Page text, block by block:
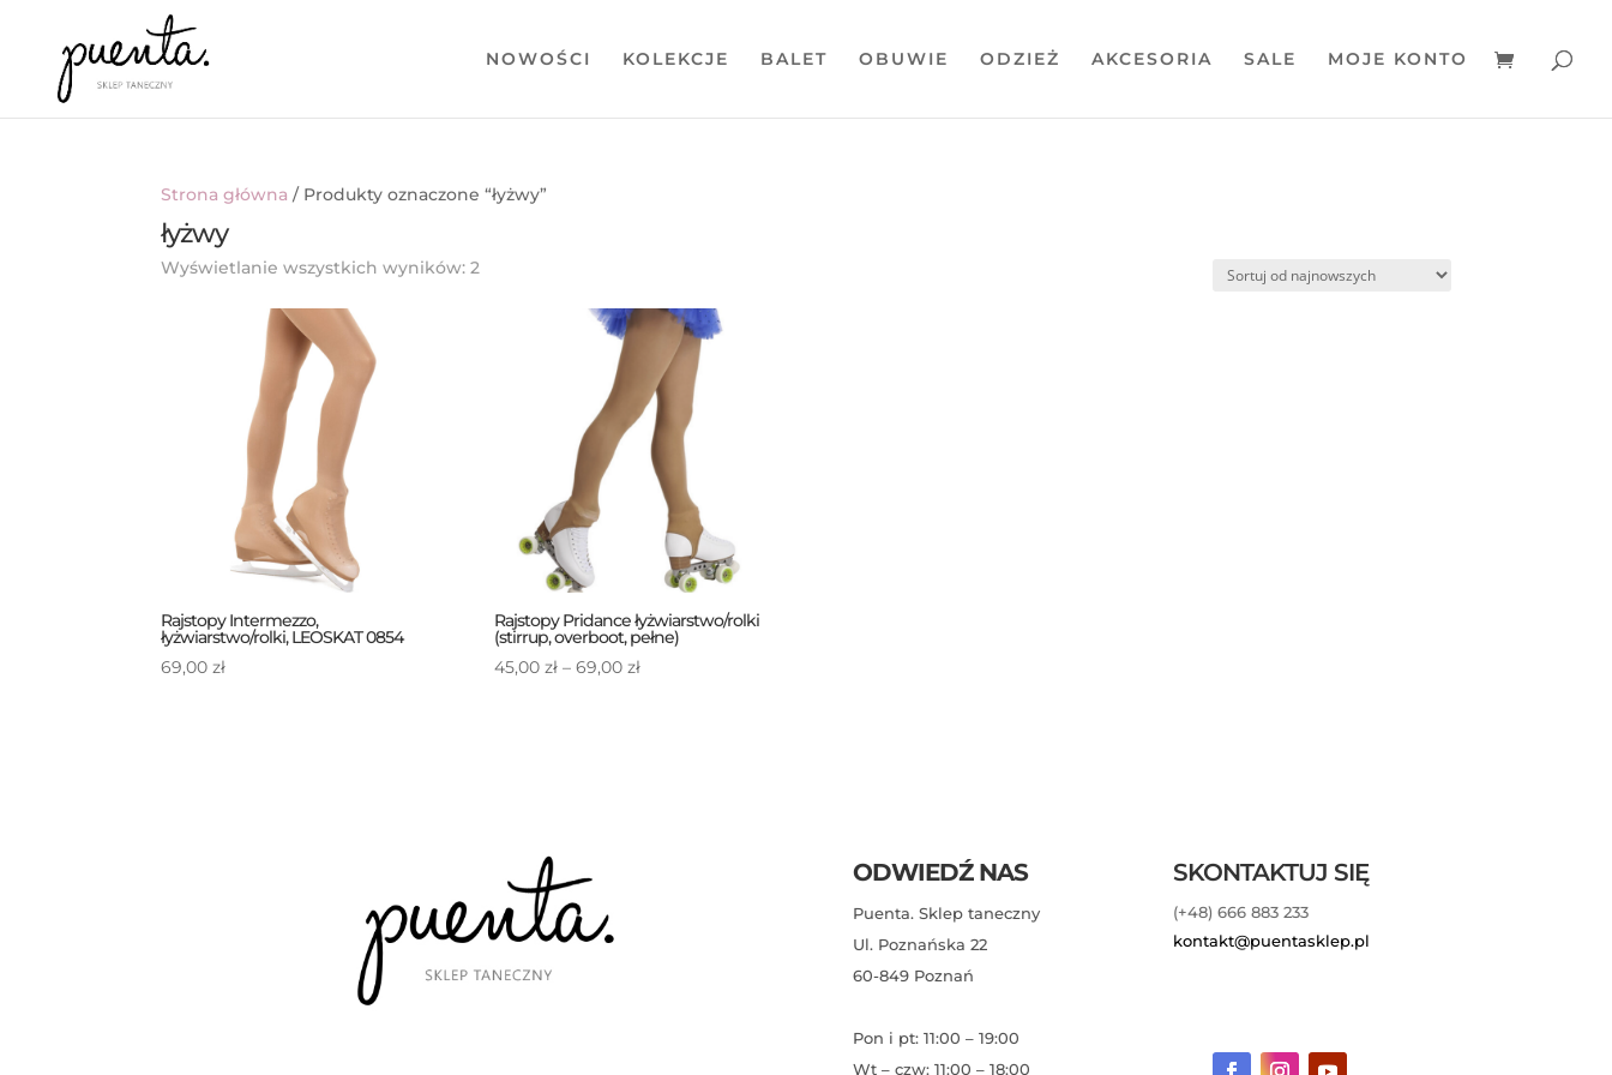
NOWOŚCI KOLEKCJE BALET OBUWIE ODZIEŻ AKCESORIA SALE MOJE KONTO
Strona główna / Produkty oznaczone “łyżwy”
łyżwy
Wyświetlanie wszystkich wyników: 2
Rajstopy Intermezzo,
łyżwiarstwo/rolki, LEOSKAT 0854
69,00zł
Rajstopy Pridance łyżwiarstwo/rolki
(stirrup, overboot, pełne)
45,00zł – 69,00złZakres
ODWIEDŹ NAS
Puenta. Sklep taneczny
Ul. Poznańska 22
60-849 Poznań
Pon i pt: 11:00 – 19:00
Wt – czw: 11:00 – 18:00
SKONTAKTUJ SIĘ
(+48) 666 883 233
kontakt@puentasklep.pl